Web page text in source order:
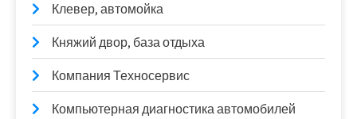
Клевер, автомойка
Княжий двор, база отдыха
Компания Техносервис
Компьютерная диагностика автомобилей